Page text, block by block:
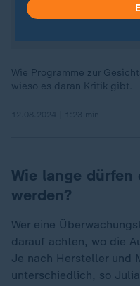
Wie Programme zur
wieso es daran Kritik gibt.
Wie lange dürfen
werden?
Wer eine
darauf achten, wo die
Je nach Hersteller und
unterschiedlich, so